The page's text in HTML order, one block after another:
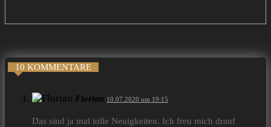
10 KOMMENTARE
Florian 10.07.2020 um 19:15
Das sind ja mal tolle Neuigkeiten. Ich freu mich drauf